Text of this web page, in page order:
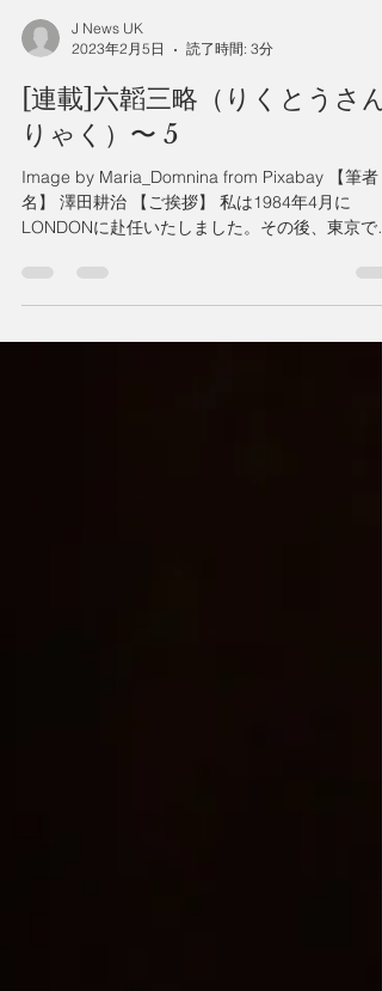
J News UK
2023年2月5日
読了時間: 3分
[連載]六韜三略（りくとうさん
りゃく）〜 5
Image by Maria_Domnina from Pixabay 【筆者
名】 澤田耕治 【ご挨拶】 私は1984年4月に
おります。 外国で暮らす日本人として日本の良